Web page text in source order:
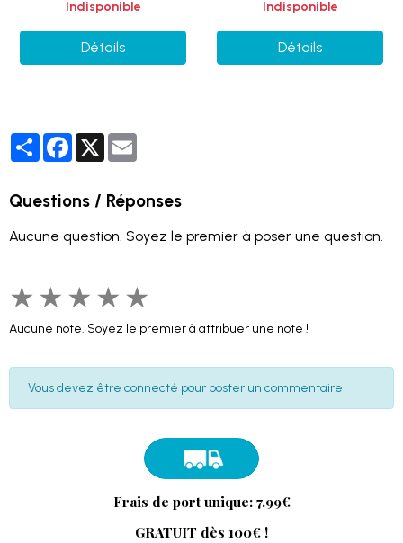
Indisponible
Détails
Indisponible
Détails
PartagerFacebook
X
Questions / Réponses
Aucune question. Soyez le premier à poser une question.
★ ★ ★ ★ ★
Aucune note. Soyez le premier à attribuer une note !
Vous devez être connecté pour poster un commentaire
Frais de port unique: 7.99€
GRATUIT dès 100€ !